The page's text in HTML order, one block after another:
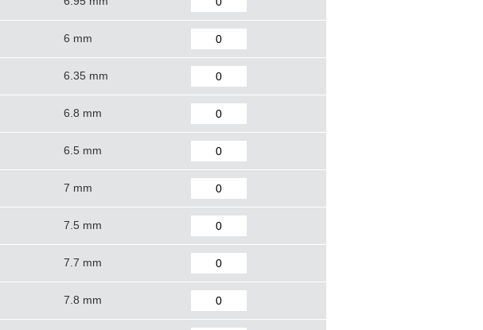
6 mm
6.35 mm
6.8 mm
6.5 mm
7 mm
7.5 mm
7.7 mm
7.8 mm